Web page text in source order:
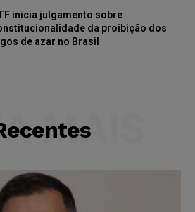
inicia julgamento sobre
da proibição dos
de azar no Brasil
MAIS